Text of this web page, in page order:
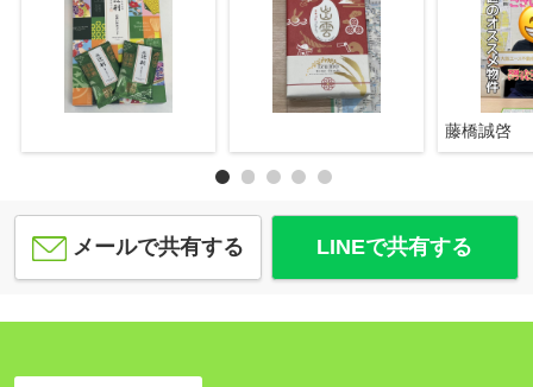
藤橋誠啓
メールで共有する LINEで共有する